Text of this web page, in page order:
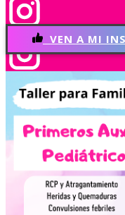
VEN A MI